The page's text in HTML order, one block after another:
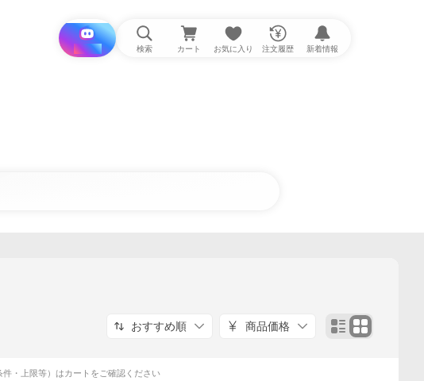
i と探す 検索 カート お気に入り 注文履歴 新着情報
おすすめ順 商品価格
・上限等）はカートをご確認ください